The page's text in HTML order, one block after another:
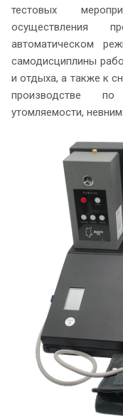
тестовых
осуществления
автоматическом
самодисциплины
и отдыха, а также к
производстве
утомляемости,